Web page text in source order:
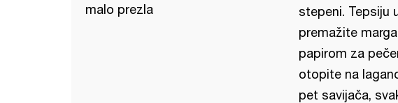
malo prezla
stepeni. Tepsiju
premažite
papirom za
otopite na
pet savijača,